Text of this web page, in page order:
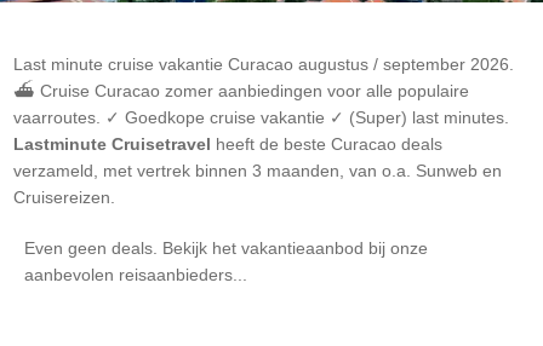
Last minute cruise vakantie Curacao augustus / september 2026.
⛴ Cruise Curacao zomer aanbiedingen voor alle populaire
vaarroutes. ✓ Goedkope cruise vakantie ✓ (Super) last minutes.
Lastminute Cruisetravel heeft de beste Curacao deals
verzameld, met vertrek binnen 3 maanden, van o.a. Sunweb en
Cruisereizen.
Even geen deals. Bekijk het vakantieaanbod bij onze
aanbevolen reisaanbieders...